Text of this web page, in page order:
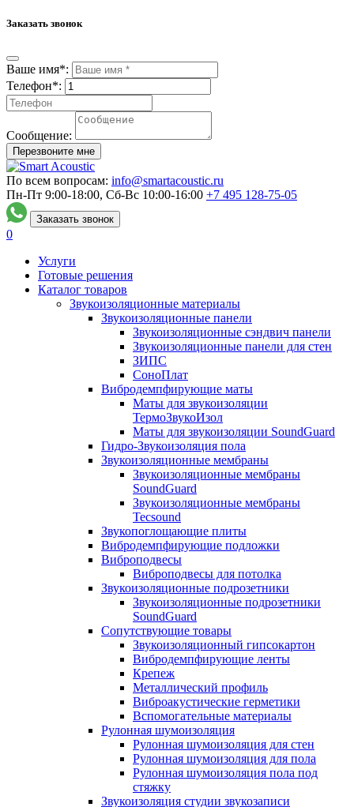
Заказать звонок
Ваше имя*:
Телефон*:
Сообщение:
Перезвоните мне
По всем вопросам: info@smartacoustic.ru
Пн-Пт 9:00-18:00, Сб-Вс 10:00-16:00 +7 495 128-75-05
Заказать звонок
0
Услуги
Готовые решения
Каталог товаров
Звукоизоляционные материалы
Звукоизоляционные панели
Звукоизоляционные сэндвич панели
Звукоизоляционные панели для стен
ЗИПС
СоноПлат
Вибродемпфирующие маты
Маты для звукоизоляции
ТермоЗвукоИзол
Маты для звукоизоляции SoundGuard
Гидро-Звукоизоляция пола
Звукоизоляционные мембраны
Звукоизоляционные мембраны
SoundGuard
Звукоизоляционные мембраны
Tecsound
Звукопоглощающие плиты
Вибродемпфирующие подложки
Виброподвесы
Виброподвесы для потолка
Звукоизоляционные подрозетники
Звукоизоляционные подрозетники
SoundGuard
Сопутствующие товары
Звукоизоляционный гипсокартон
Вибродемпфирующие ленты
Крепеж
Металлический профиль
Виброакустические герметики
Вспомогательные материалы
Рулонная шумоизоляция
Рулонная шумоизоляция для стен
Рулонная шумоизоляция для пола
Рулонная шумоизоляция пола под
стяжку
Звукоизоляция студии звукозаписи